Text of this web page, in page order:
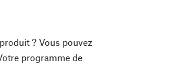
? Vous pouvez
programme de